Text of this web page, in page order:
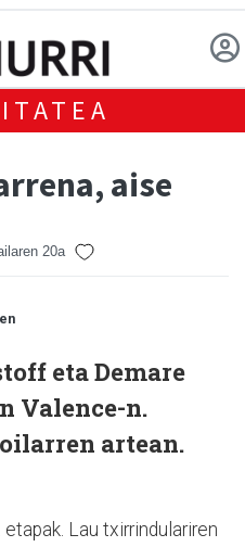
aise
20a
eta Demare
Valence-n.
artean.
Lau txirrindulariren